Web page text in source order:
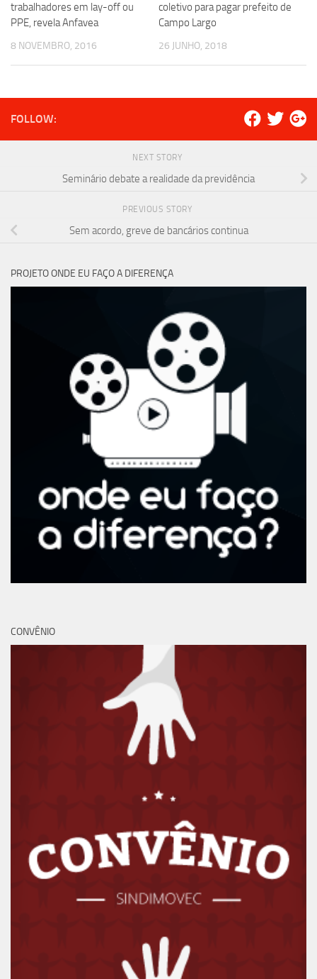
trabalhadores em lay-off ou
PPE, revela Anfavea
8 NOVEMBRO, 2016
coletivo para pagar prefeito de
Campo Largo
26 JUNHO, 2018
FOLLOW:
NEXT STORY
Seminário debate a realidade da previdência
PREVIOUS STORY
Sem acordo, greve de bancários continua
PROJETO ONDE EU FAÇO A DIFERENÇA
CONVÊNIO